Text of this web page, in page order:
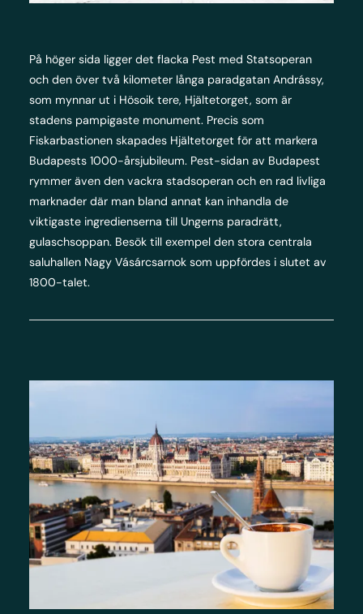
På höger sida ligger det flacka Pest med Statsoperan
och den över två kilometer långa paradgatan Andrássy,
som mynnar ut i Hösoik tere, Hjältetorget, som är
stadens pampigaste monument. Precis som
Fiskarbastionen skapades Hjältetorget för att markera
Budapests 1000-årsjubileum. Pest-sidan av Budapest
rymmer även den vackra stadsoperan och en rad livliga
marknader där man bland annat kan inhandla de
viktigaste ingredienserna till Ungerns paradrätt,
gulaschsoppan. Besök till exempel den stora centrala
saluhallen Nagy Vásárcsarnok som uppfördes i slutet av
1800-talet.